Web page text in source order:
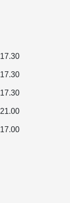
17.30
17.30
17.30
21.00
17.00